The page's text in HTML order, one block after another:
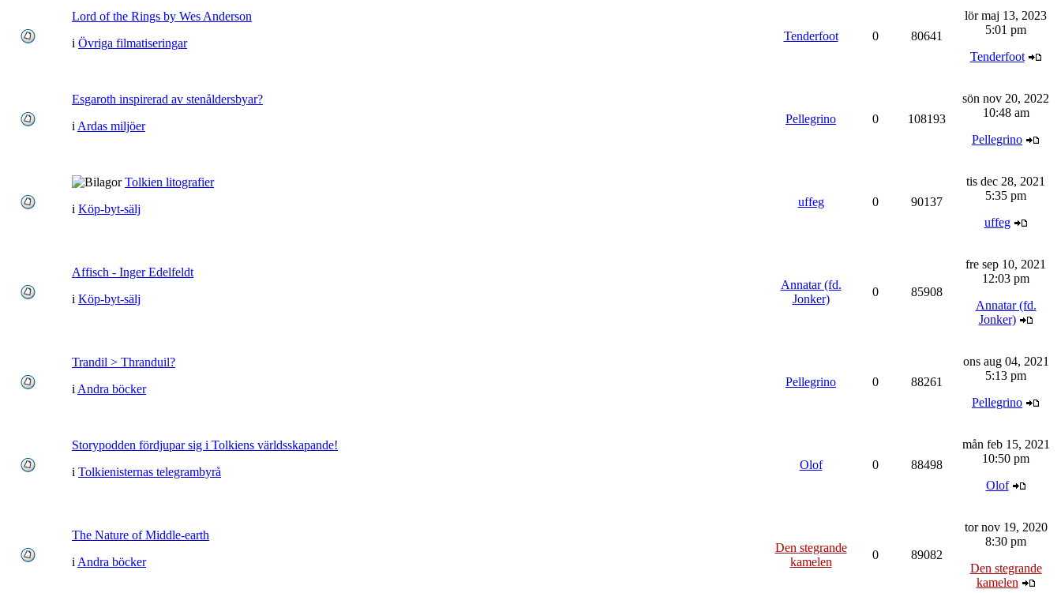
Lord of the Rings by Wes Anderson
i Övriga filmatiseringar
Tenderfoot 0 80641
lör maj 13, 2023
5:01 pm
Tenderfoot
Esgaroth inspirerad av stenåldersbyar?
i Ardas miljöer
Pellegrino 0 108193
sön nov 20, 2022
10:48 am
Pellegrino
Tolkien litografier
i Köp-byt-sälj
uffeg 0 90137
tis dec 28, 2021
5:35 pm
uffeg
Affisch - Inger Edelfeldt
i Köp-byt-sälj
Annatar (fd.
Jonker)
0 85908
fre sep 10, 2021
12:03 pm
Annatar (fd.
Jonker)
Trandil > Thranduil?
i Andra böcker
Pellegrino 0 88261
ons aug 04, 2021
5:13 pm
Pellegrino
Storypodden fördjupar sig i Tolkiens världsskapande!
i Tolkienisternas telegrambyrå
Olof 0 88498
mån feb 15, 2021
10:50 pm
Olof
The Nature of Middle-earth
i Andra böcker
Den stegrande
kamelen
0 89082
tor nov 19, 2020
8:30 pm
Den stegrande
kamelen